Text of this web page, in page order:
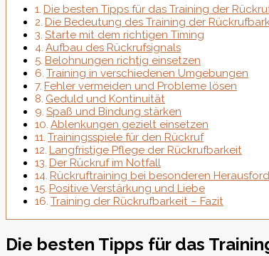
Die besten Tipps für das Training der
Die Bedeutung des Training der
Starte mit dem richtigen Timing
Aufbau des Rückrufsignals
Belohnungen richtig einsetzen
Training in verschiedenen Umgebungen
Fehler vermeiden und Probleme lösen
Geduld und Kontinuität
Spaß und Bindung stärken
Ablenkungen gezielt einsetzen
Trainingsspiele für den Rückruf
Langfristige Pflege der Rückrufbarkeit
Der Rückruf im Notfall
Rückruftraining bei besonderen
Positive Verstärkung und Liebe
Training der Rückrufbarkeit – Fazit
Die besten Tipps für das